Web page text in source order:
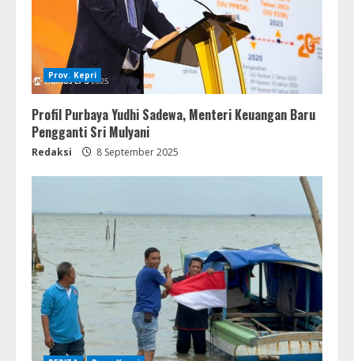
Prov. Kepri
Profil Purbaya Yudhi Sadewa, Menteri Keuangan Baru
Pengganti Sri Mulyani
Redaksi 8 September 2025